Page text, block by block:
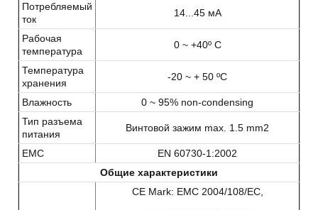
Потребляемый
ток
14...45 мA
Рабочая
температура
0 ~ +40º C
Температура
хранения
‐20 ~ + 50 ºC
Влажность
0 ~ 95% non‐condensing
Тип разъема
питания
Винтовой зажим max. 1.5 mm2
EMC
EN 60730‐1:2002
Общие характеристики
CE Mark: EMC 2004/108/EC,